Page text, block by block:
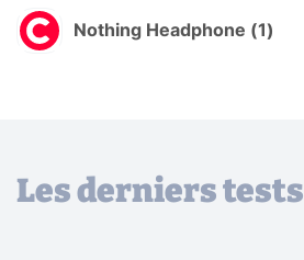
Nothing Headphone (1)
Les derniers tests